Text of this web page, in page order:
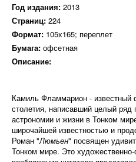
Год издания: 2013
Страниц: 224
Формат: 105х165; переплет
Бумага: офсетная
Описание:
Камиль Фламмарион - известный
столетия, написавший целый ряд
астрономии и жизни в Тонком
широчайшей известностью и
Роман "Люмьен" посвящен
Тонком мире. Это